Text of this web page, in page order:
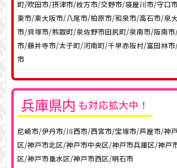
町/吹田市/摂津市/枚方市/交野市/寝屋川市/守口
東市/東大阪市/八尾市/柏原市/和泉市/高石市/泉
市/貝塚市/熊取町/泉佐野市田尻町/泉南市/阪南
市/藤井寺市/太子町/河南町/千早赤阪村/富田林
市
兵庫県内 も対応拡大中！
尼崎市/伊丹市/川西市/西宮市/宝塚市/芦屋市/神
区/神戸市北区/神戸市中央区/神戸市兵庫区/神戸
区/神戸市垂水区/神戸市西区/明石市